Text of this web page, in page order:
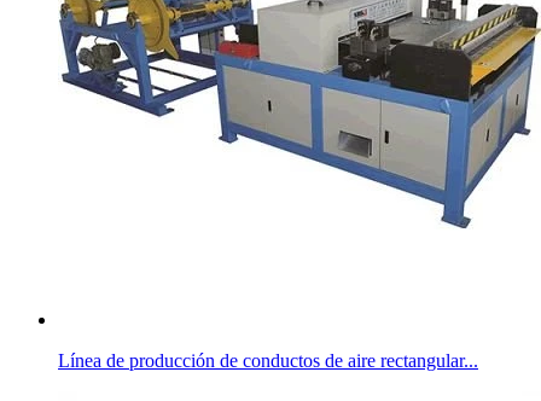
Línea de producción de conductos de aire rectangular...